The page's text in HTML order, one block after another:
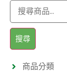
搜尋
商品分類